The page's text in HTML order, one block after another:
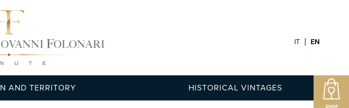
IT EN
AND TERRITORY HISTORICAL VINTAGES